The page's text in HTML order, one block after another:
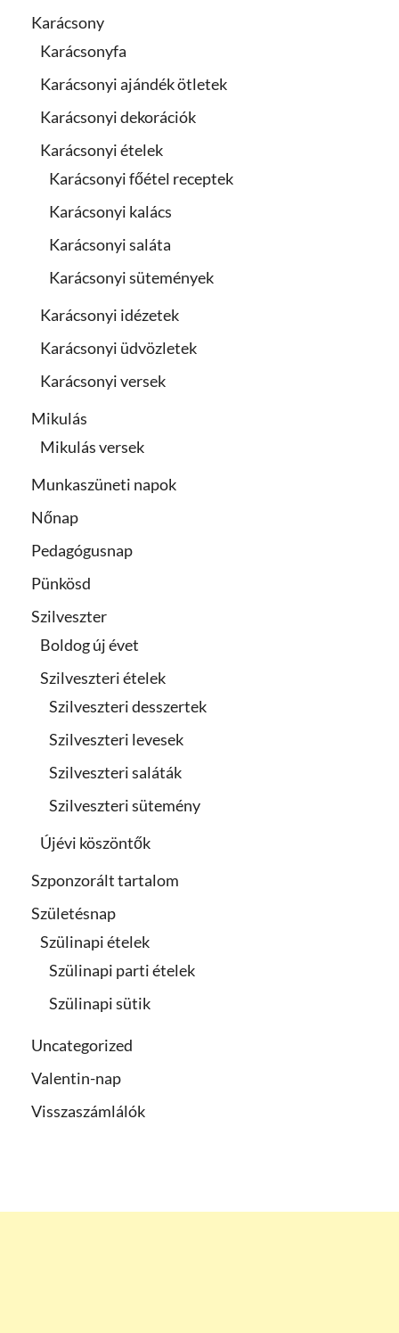
Karácsony
Karácsonyfa
Karácsonyi ajándék ötletek
Karácsonyi dekorációk
Karácsonyi ételek
Karácsonyi főétel receptek
Karácsonyi kalács
Karácsonyi saláta
Karácsonyi sütemények
Karácsonyi idézetek
Karácsonyi üdvözletek
Karácsonyi versek
Mikulás
Mikulás versek
Munkaszüneti napok
Nőnap
Pedagógusnap
Pünkösd
Szilveszter
Boldog új évet
Szilveszteri ételek
Szilveszteri desszertek
Szilveszteri levesek
Szilveszteri saláták
Szilveszteri sütemény
Újévi köszöntők
Szponzorált tartalom
Születésnap
Szülinapi ételek
Szülinapi parti ételek
Szülinapi sütik
Uncategorized
Valentin-nap
Visszaszámlálók